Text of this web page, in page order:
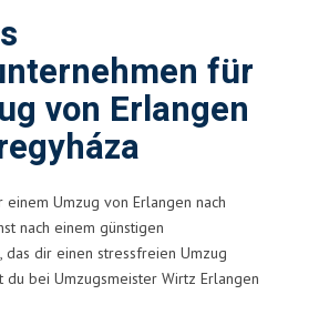
für
von Erlangen
Umzug von Erlangen nach
nach einem günstigen
das dir einen stressfreien Umzug
du bei Umzugsmeister Wirtz Erlangen